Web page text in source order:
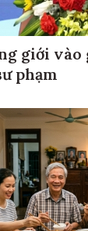
giới vào
phạm